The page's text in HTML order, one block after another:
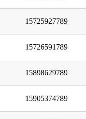
15725927789
15726591789
15898629789
15905374789